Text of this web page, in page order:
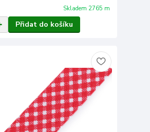
Skladem 2765 m
Přidat do košíku